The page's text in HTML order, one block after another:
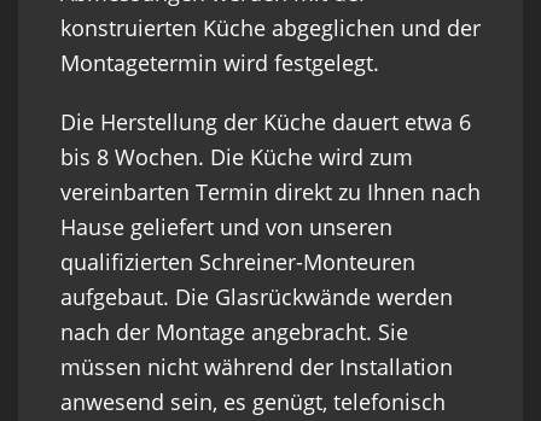
konstruierten Küche abgeglichen und der
Montagetermin wird festgelegt.
Die Herstellung der Küche dauert etwa 6
bis 8 Wochen. Die Küche wird zum
vereinbarten Termin direkt zu Ihnen nach
Hause geliefert und von unseren
qualifizierten Schreiner-Monteuren
aufgebaut. Die Glasrückwände werden
nach der Montage angebracht. Sie
müssen nicht während der Installation
anwesend sein, es genügt, telefonisch